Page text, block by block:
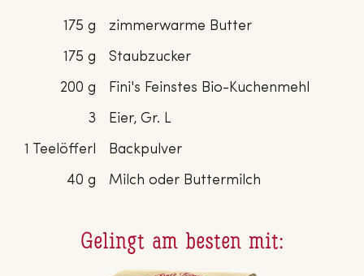
175 g
zimmerwarme Butter
175 g
Staubzucker
200 g
Fini's Feinstes Bio-Kuchenmehl
3
Eier, Gr. L
1 Teelöfferl
Backpulver
40 g
Milch oder Buttermilch
Gelingt am besten mit: